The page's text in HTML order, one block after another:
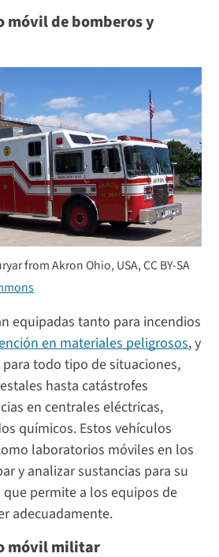
móvil de bomberos y
from Akron Ohio, USA, CC BY-SA
equipadas tanto para incendios
en materiales peligrosos, y
todo tipo de situaciones,
hasta catástrofes
en centrales eléctricas,
químicos. Estos vehículos
laboratorios móviles en los
y analizar sustancias para su
permite a los equipos de
adecuadamente.
móvil militar